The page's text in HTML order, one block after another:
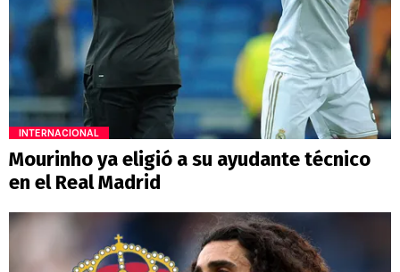
INTERNACIONAL
Mourinho ya eligió a su ayudante técnico
en el Real Madrid